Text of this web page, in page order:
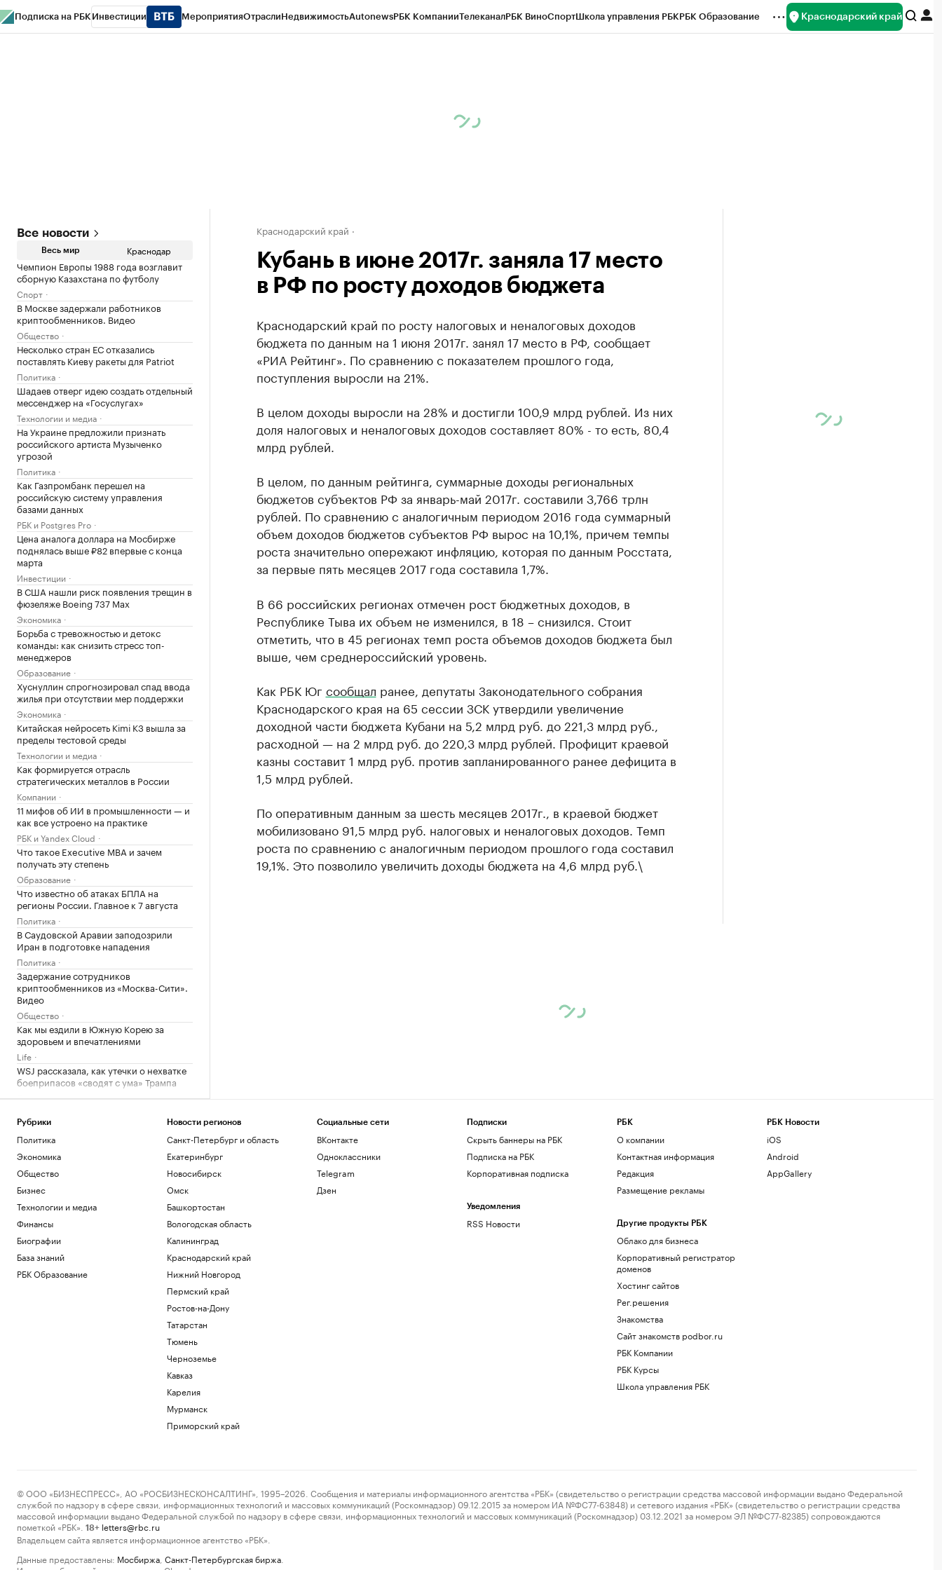
Подписка на РБК Инвестиции МероприятияОтраслиНедвижимостьAutonewsРБК КомпанииТелеканалРБК ВиноСпортШкола управления РБКРБК Образование Краснодарский край
Все новости
Весь мир Краснодар
Чемпион Европы 1988 года возглавит
сборную Казахстана по футболу
Спорт
В Москве задержали работников
криптообменников. Видео
Общество
Несколько стран ЕС отказались
поставлять Киеву ракеты для Patriot
Политика
Шадаев отверг идею создать отдельный
мессенджер на «Госуслугах»
Технологии и медиа
На Украине предложили признать
российского артиста Музыченко
угрозой
Политика
Как Газпромбанк перешел на
российскую систему управления
базами данных
РБК и Postgres Pro
Цена аналога доллара на Мосбирже
поднялась выше ₽82 впервые с конца
марта
Инвестиции
В США нашли риск появления трещин в
фюзеляже Boeing 737 Max
Экономика
Борьба с тревожностью и детокс
команды: как снизить стресс топ-
менеджеров
Образование
Хуснуллин спрогнозировал спад ввода
жилья при отсутствии мер поддержки
Экономика
Китайская нейросеть Kimi K3 вышла за
пределы тестовой среды
Технологии и медиа
Как формируется отрасль
стратегических металлов в России
Компании
11 мифов об ИИ в промышленности — и
как все устроено на практике
РБК и Yandex Cloud
Что такое Executive MBA и зачем
получать эту степень
Образование
Что известно об атаках БПЛА на
регионы России. Главное к 7 августа
Политика
В Саудовской Аравии заподозрили
Иран в подготовке нападения
Политика
Задержание сотрудников
криптообменников из «Москва-Сити».
Видео
Общество
Как мы ездили в Южную Корею за
здоровьем и впечатлениями
Life
WSJ рассказала, как утечки о нехватке
боеприпасов «сводят с ума» Трампа
Политика
список кандидатов в Совет Федерации
Политика
Краснодарский край
Кубань в июне 2017г. заняла 17 место
в РФ по росту доходов бюджета
Краснодарский край по росту налоговых и неналоговых доходов
бюджета по данным на 1 июня 2017г. занял 17 место в РФ, сообщает
«РИА Рейтинг». По сравнению с показателем прошлого года,
поступления выросли на 21%.
В целом доходы выросли на 28% и достигли 100,9 млрд рублей. Из них
доля налоговых и неналоговых доходов составляет 80% - то есть, 80,4
млрд рублей.
В целом, по данным рейтинга, суммарные доходы региональных
бюджетов субъектов РФ за январь-май 2017г. составили 3,766 трлн
рублей. По сравнению с аналогичным периодом 2016 года суммарный
объем доходов бюджетов субъектов РФ вырос на 10,1%, причем темпы
роста значительно опережают инфляцию, которая по данным Росстата,
за первые пять месяцев 2017 года составила 1,7%.
В 66 российских регионах отмечен рост бюджетных доходов, в
Республике Тыва их объем не изменился, в 18 – снизился. Стоит
отметить, что в 45 регионах темп роста объемов доходов бюджета был
выше, чем среднероссийский уровень.
Как РБК Юг сообщал ранее, депутаты Законодательного собрания
Краснодарского края на 65 сессии ЗСК утвердили увеличение
доходной части бюджета Кубани на 5,2 млрд руб. до 221,3 млрд руб.,
расходной — на 2 млрд руб. до 220,3 млрд рублей. Профицит краевой
казны составит 1 млрд руб. против запланированного ранее дефицита в
1,5 млрд рублей.
По оперативным данным за шесть месяцев 2017г., в краевой бюджет
мобилизовано 91,5 млрд руб. налоговых и неналоговых доходов. Темп
роста по сравнению с аналогичным периодом прошлого года составил
19,1%. Это позволило увеличить доходы бюджета на 4,6 млрд руб.\
Рубрики
Политика
Экономика
Общество
Бизнес
Технологии и медиа
Финансы
Биографии
База знаний
РБК Образование
Новости регионов
Санкт-Петербург и область
Екатеринбург
Новосибирск
Омск
Башкортостан
Вологодская область
Калининград
Краснодарский край
Нижний Новгород
Пермский край
Ростов-на-Дону
Татарстан
Тюмень
Черноземье
Кавказ
Карелия
Мурманск
Приморский край
Социальные сети
ВКонтакте
Одноклассники
Telegram
Дзен
Подписки
Скрыть баннеры на РБК
Подписка на РБК
Корпоративная подписка
Уведомления
RSS Новости
РБК
О компании
Контактная информация
Редакция
Размещение рекламы
Другие продукты РБК
Облако для бизнеса
Корпоративный регистратор
доменов
Хостинг сайтов
Рег.решения
Знакомства
Сайт знакомств podbor.ru
РБК Компании
РБК Курсы
Школа управления РБК
РБК Новости
iOS
Android
AppGallery
© ООО «БИЗНЕСПРЕСС», АО «РОСБИЗНЕСКОНСАЛТИНГ», 1995–2026. Сообщения и материалы информационного агентства «РБК» (свидетельство о регистрации средства массовой информации выдано Федеральной
службой по надзору в сфере связи, информационных технологий и массовых коммуникаций (Роскомнадзор) 09.12.2015 за номером ИА №ФС77-63848) и сетевого издания «РБК» (свидетельство о регистрации средства
массовой информации выдано Федеральной службой по надзору в сфере связи, информационных технологий и массовых коммуникаций (Роскомнадзор) 03.12.2021 за номером ЭЛ №ФС77-82385) сопровождаются
пометкой «РБК».
18+ letters@rbc.ru
Владельцем сайта является информационное агентство «РБК».
Данные предоставлены: Мосбиржа Санкт-Петербургская биржа